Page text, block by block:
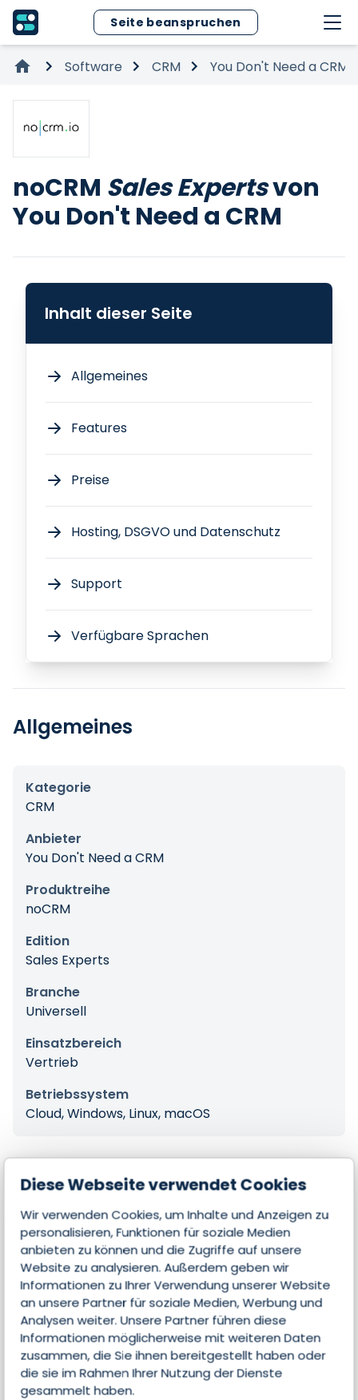
Diese Webseite verwendet Cookies
Wir verwenden Cookies, um Inhalte und Anzeigen zu
personalisieren, Funktionen für soziale Medien
anbieten zu können und die Zugriffe auf unsere
Website zu analysieren. Außerdem geben wir
Informationen zu Ihrer Verwendung unserer Website
an unsere Partner für soziale Medien, Werbung und
Analysen weiter. Unsere Partner führen diese
Informationen möglicherweise mit weiteren Daten
zusammen, die Sie ihnen bereitgestellt haben oder
die sie im Rahmen Ihrer Nutzung der Dienste
gesammelt haben.
Seite beanspruchen
Software CRM You Don't Need a CRM
noCRM Sales Expertsvon
You Don't Need a CRM
Inhalt dieser Seite
Allgemeines
Features
Preise
Hosting, DSGVO und Datenschutz
Support
Verfügbare Sprachen
Allgemeines
Kategorie
CRM
Anbieter
You Don't Need a CRM
Produktreihe
noCRM
Edition
Sales Experts
Branche
Universell
Einsatzbereich
Vertrieb
Betriebssystem
Cloud, Windows, Linux, macOS
Kontakte & Leads managen-| Email-
Integration
Lead Scoring
Analyse
Prognosen